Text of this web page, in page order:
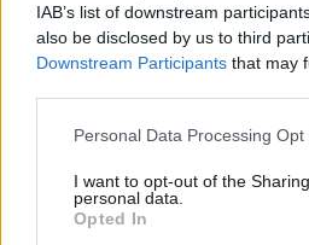
IAB’s list of downstream
also be disclosed by us to third
Downstream Participants that may
Please note that this website/app
not limited to your visit or usage
grant or deny consent to Google
use your data for below specified
Personal Data Processing Opt
I want to opt-out of the
personal data.
Opted In
Ζευγάρι από τις ΗΠΑ που
Αφγανό κατηγορούμενο